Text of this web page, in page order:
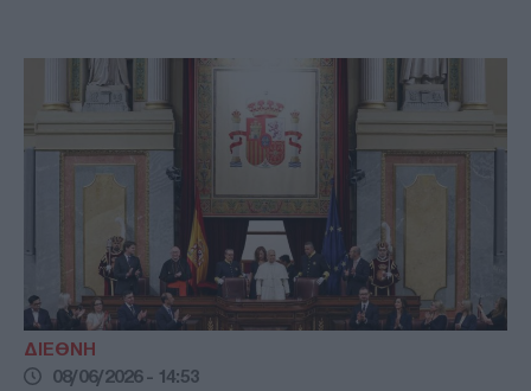
ΔΙΕΘΝΗ
08/06/2026 - 14:53